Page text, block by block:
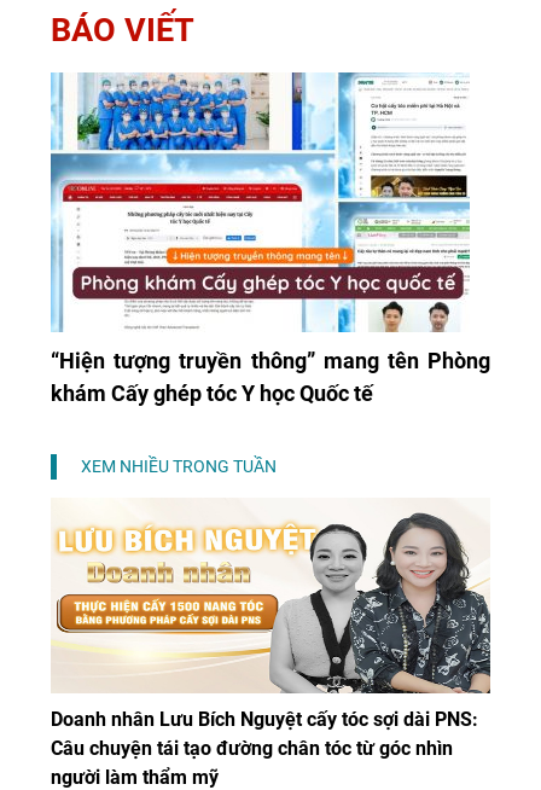
BÁO VIẾT
“Hiện tượng truyền thông” mang tên Phòng
khám Cấy ghép tóc Y học Quốc tế
XEM NHIỀU TRONG TUẦN
Doanh nhân Lưu Bích Nguyệt cấy tóc sợi dài PNS:
Câu chuyện tái tạo đường chân tóc từ góc nhìn
người làm thẩm mỹ